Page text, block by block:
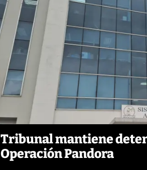
Tribunal mantiene
Operación Pandora